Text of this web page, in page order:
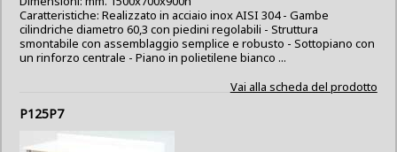
Caratteristiche: Realizzato in acciaio inox AISI 304 - Gambe
cilindriche diametro 60,3 con piedini regolabili - Struttura
smontabile con assemblaggio semplice e robusto - Sottopiano con
un rinforzo centrale - Piano in polietilene bianco ...
Vai alla scheda del prodotto
P125P7